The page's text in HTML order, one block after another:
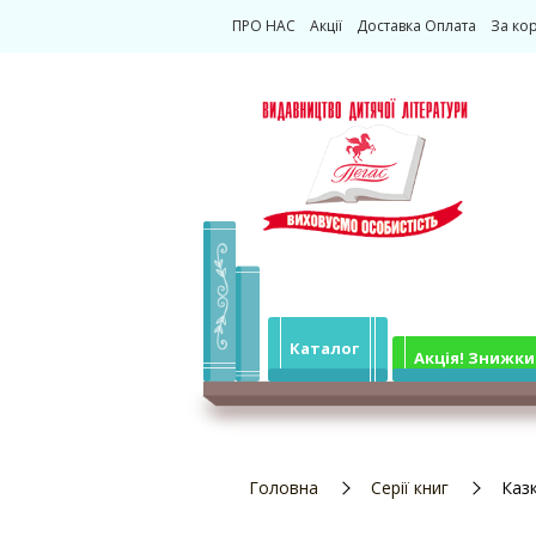
ПРО НАС Акції Доставка Оплата За
Каталог Акція!
Головна Серії книг